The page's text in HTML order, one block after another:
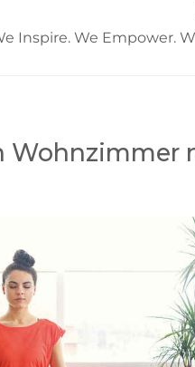
Inspire. We Empower.
Wohnzimmer